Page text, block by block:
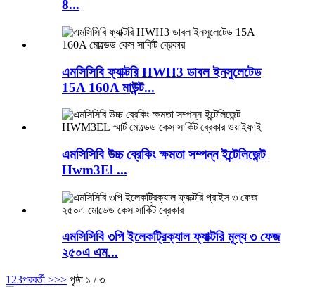
8...
এমসিসিবি ফ্যাক্টরি HWH3 ডাবল ইনসুলেটেড
15A 160A মাউন্ট...
এমসিসিবি উচ্চ ব্রেকিং ক্ষমতা সম্পন্ন ইন্টেলিজেন্ট
Hwm3El ...
এমসিসিবি ৩পি ইলেকট্রিক্যাল ফ্যাক্টরি মূল্য ৩ ফেজ
২৫০এ এম...
1 23পরবর্তী >>> পৃষ্ঠা ১ / ৩